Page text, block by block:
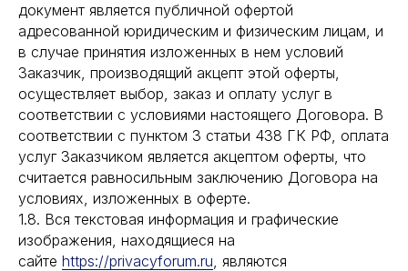
документ является публичной офертой
адресованной юридическим и физическим лицам, и
в случае принятия изложенных в нем условий
Заказчик, производящий акцепт этой оферты,
осуществляет выбор, заказ и оплату услуг в
соответствии с условиями настоящего Договора. В
соответствии с пунктом 3 статьи 438 ГК РФ, оплата
услуг Заказчиком является акцептом оферты, что
считается равносильным заключению Договора на
условиях, изложенных в оферте.
1.8. Вся текстовая информация и графические
изображения, находящиеся на
сайте https://privacyforum.ru, являются